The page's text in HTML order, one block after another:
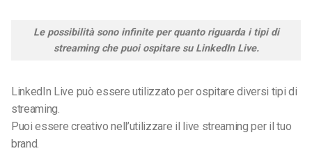
Le possibilità sono infinite per quanto riguarda i tipi di
streaming che puoi ospitare su LinkedIn Live.
LinkedIn Live può essere utilizzato per ospitare diversi tipi di
streaming.
Puoi essere creativo nell’utilizzare il live streaming per il tuo
brand.